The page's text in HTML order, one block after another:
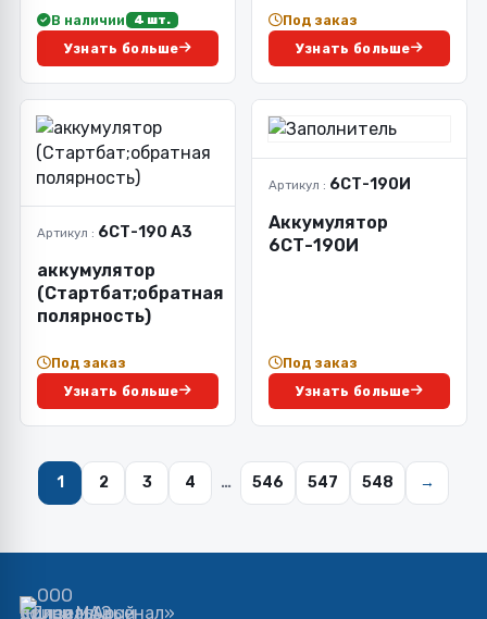
В наличии 4 шт.
Узнать больше
Под заказ
Узнать больше
Артикул : 6СТ-190 А3
аккумулятор
(Стартбат;обратная
полярность)
Под заказ
Узнать больше
Артикул : 6СТ-190И
Аккумулятор
6СТ-190И
Под заказ
Узнать больше
1 2 3 4 … 546 547 548 →